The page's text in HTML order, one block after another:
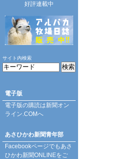
好評連載中
サイト内検索
電子版
電子版の購読は新聞オン
ライン.COMへ
あさひかわ新聞青年部
Facebookページでもあさ
ひかわ新聞ONLINEをご